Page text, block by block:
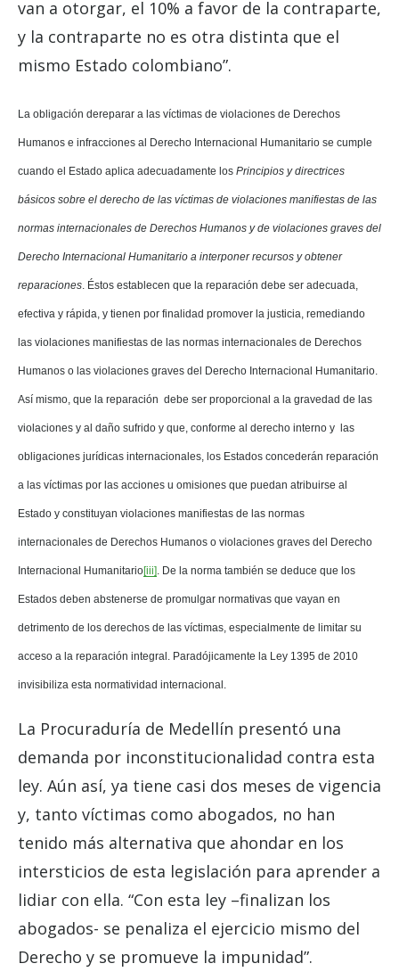
van a otorgar, el 10% a favor de la contraparte,
y la contraparte no es otra distinta que el
mismo Estado colombiano”.
L a obligación dereparar a las víctimas de violaciones de Derechos
Humanos e infracciones al Derecho Internacional Humanitario se cumple
cuando el Estado aplica adecuadamente los Principios y directrices
básicos sobre el derecho de las víctimas de violaciones manifiestas de las
normas internacionales de Derechos Humanos y de violaciones graves del
Derecho Internacional Humanitario a interponer recursos y obtener
reparaciones . Éstos establecen que la reparación debe ser adecuada,
efectiva y rápida, y tienen por finalidad promover la justicia, remediando
las violaciones manifiestas de las normas internacionales de Derechos
Humanos o las violaciones graves del Derecho Internacional Humanitario.
Así mismo, que la reparación debe ser proporcional a la gravedad de las
violaciones y al daño sufrido y que, conforme al derecho interno y las
obligaciones jurídicas internacionales, los Estados concederán reparación
a las víctimas por las acciones u omisiones que puedan atribuirse al
Estado y constituyan violaciones manifiestas de las normas
internacionales de Derechos Humanos o violaciones graves del Derecho
Internacional Humanitario[iii] . De la norma también se deduce que los
Estados deben abstenerse de promulgar normativas que vayan en
detrimento de los derechos de las víctimas, especialmente de limitar su
acceso a la reparación integral. Paradójicamente la Ley 1395 de 2010
invisibiliza esta normatividad internacional.
La Procuraduría de Medellín presentó una
demanda por inconstitucionalidad contra esta
ley. Aún así, ya tiene casi dos meses de vigencia
y, tanto víctimas como abogados, no han
tenido más alternativa que ahondar en los
intersticios de esta legislación para aprender a
lidiar con ella. “Con esta ley –finalizan los
abogados- se penaliza el ejercicio mismo del
Derecho y se promueve la impunidad”.